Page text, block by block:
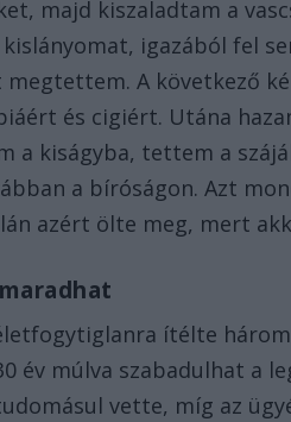
majd kiszaladtam a
igazából fel
A következő
és cigiért. Utána
a kiságyba, tettem a
a bíróságon. Azt
azért ölte meg, mert
ítélte
év múlva szabadulhat a
vette, míg az